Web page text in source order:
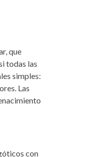
que
todas las
simples:
Las
con